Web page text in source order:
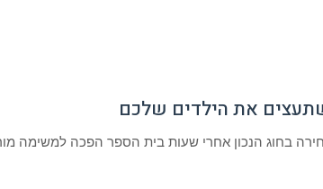
את הילדים שלכם
בחוג הנכון אחרי שעות בית הספר הפכה למשימה